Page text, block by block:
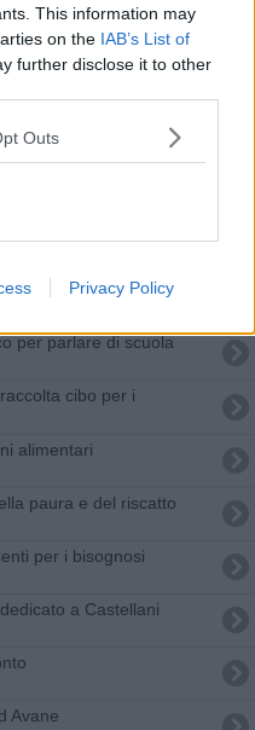
This information may
on the IAB’s List of
further disclose it to other
Outs
Privacy Policy
con Veltroni
a Margherita Hack
istituti scolastici
circolare
il prete operaio
per parlare di scuola
cibo per i
alimentari
paura e del riscatto
per i bisognosi
a Castellani
Avane